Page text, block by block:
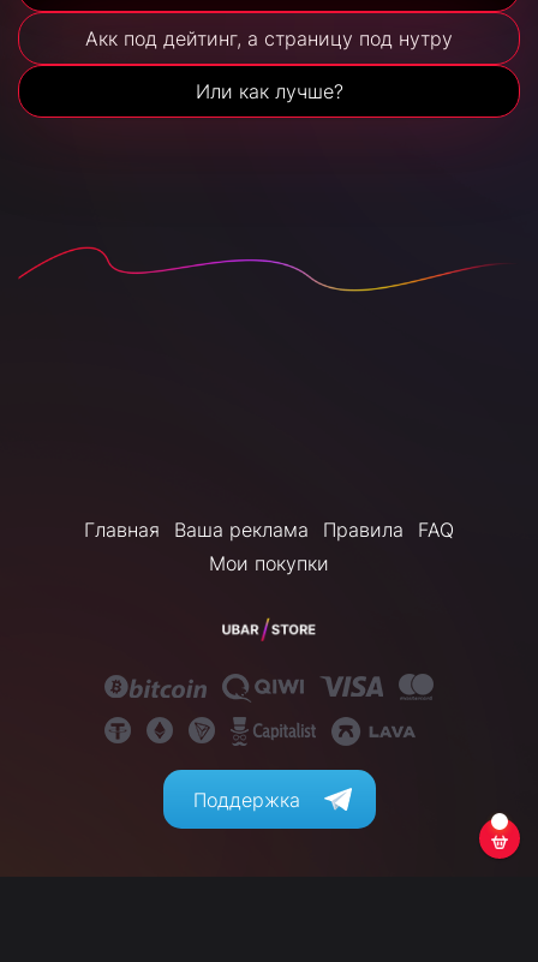
Акк под дейтинг, а страницу под нутру
Или как лучше?
Главная Ваша реклама Правила
FAQ
Мои покупки
Поддержка